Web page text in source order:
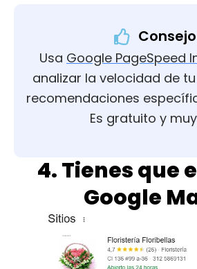
Consejo
Usa Google PageSpeed
analizar la velocidad de
recomendaciones
Es gratuito y
4. Tienes que
Google